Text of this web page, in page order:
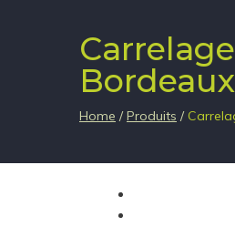
Bordeaux
Home / Produits /